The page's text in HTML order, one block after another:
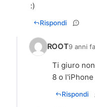
:)
Rispondi
ROOT9 anni fa
Ti giuro
8 o
Rispondi